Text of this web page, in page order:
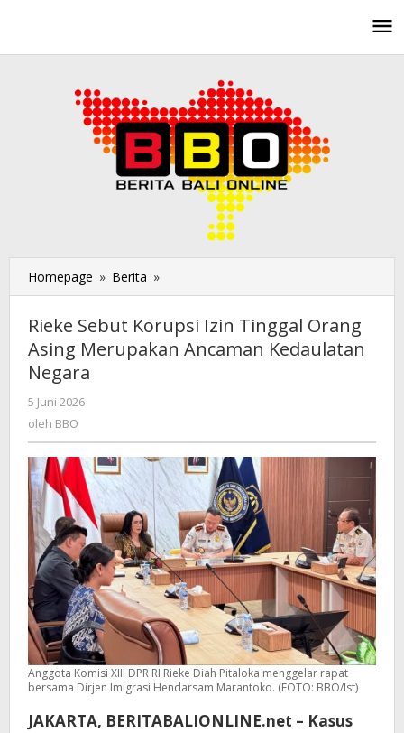
Homepage » Berita »
Sebut
Izin
Tinggal
Kedaulatan
Negara
Rieke Sebut Korupsi Izin Tinggal Orang
Asing Merupakan Ancaman Kedaulatan
Negara
5 Juni 2026
oleh BBO
Anggota Komisi XIII DPR RI Rieke Diah Pitaloka menggelar rapat
bersama Dirjen Imigrasi Hendarsam Marantoko. (FOTO: BBO/Ist)
JAKARTA, BERITABALIONLINE.net – Kasus